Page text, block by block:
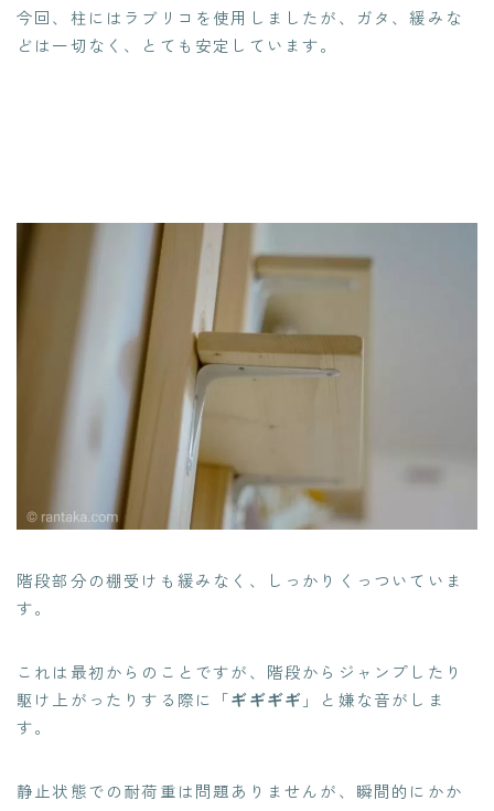
今回、柱にはラブリコを使用しましたが、ガタ、緩みな
どは一切なく、とても安定しています。
階段部分の棚受けも緩みなく、しっかりくっついていま
す。
これは最初からのことですが、階段からジャンプしたり
駆け上がったりする際に「ギギギギ 」と嫌な音がしま
す。
静止状態での耐荷重は問題ありませんが、瞬間的にかか